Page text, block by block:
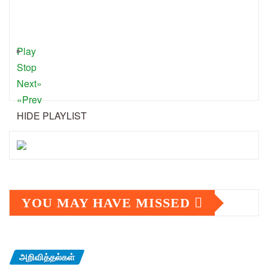
Play
Stop
Next»
«Prev
HIDE PLAYLIST
YOU MAY HAVE MISSED
அறிவித்தல்கள்